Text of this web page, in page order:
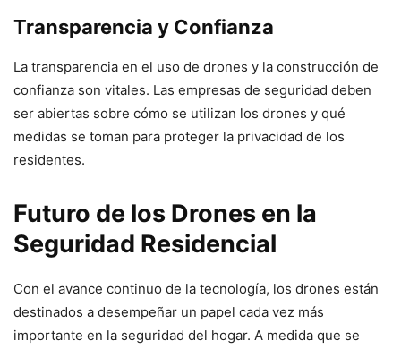
Transparencia y Confianza
La transparencia en el uso de drones y la construcción de
confianza son vitales. Las empresas de seguridad deben
ser abiertas sobre cómo se utilizan los drones y qué
medidas se toman para proteger la privacidad de los
residentes.
Futuro de los Drones en la
Seguridad Residencial
Con el avance continuo de la tecnología, los drones están
destinados a desempeñar un papel cada vez más
importante en la seguridad del hogar. A medida que se